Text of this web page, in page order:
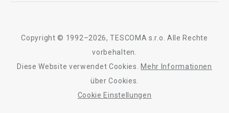
Alle Produkte der Linie myDRINK
Barrierefreiheit
Copyright © 1992–2026, TESCOMA s.r.o. Alle Rechte
vorbehalten.
Diese Website verwendet Cookies.
Mehr Informationen
über Cookies.
Cookie Einstellungen